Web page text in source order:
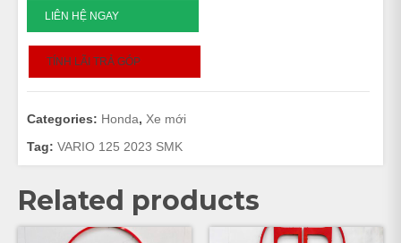
VARIO
-
2025
quantity
LIÊN HỆ NGAY
TÍNH LÃI TRẢ GÓP
Categories: Honda, Xe mới
Tag: VARIO 125 2023 SMK
Related products